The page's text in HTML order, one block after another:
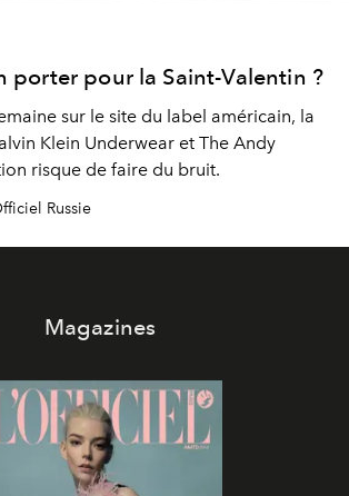
porter pour la Saint-Valentin ?
sur le site du label américain, la
Klein Underwear et The Andy
risque de faire du bruit.
Russie
Magazines